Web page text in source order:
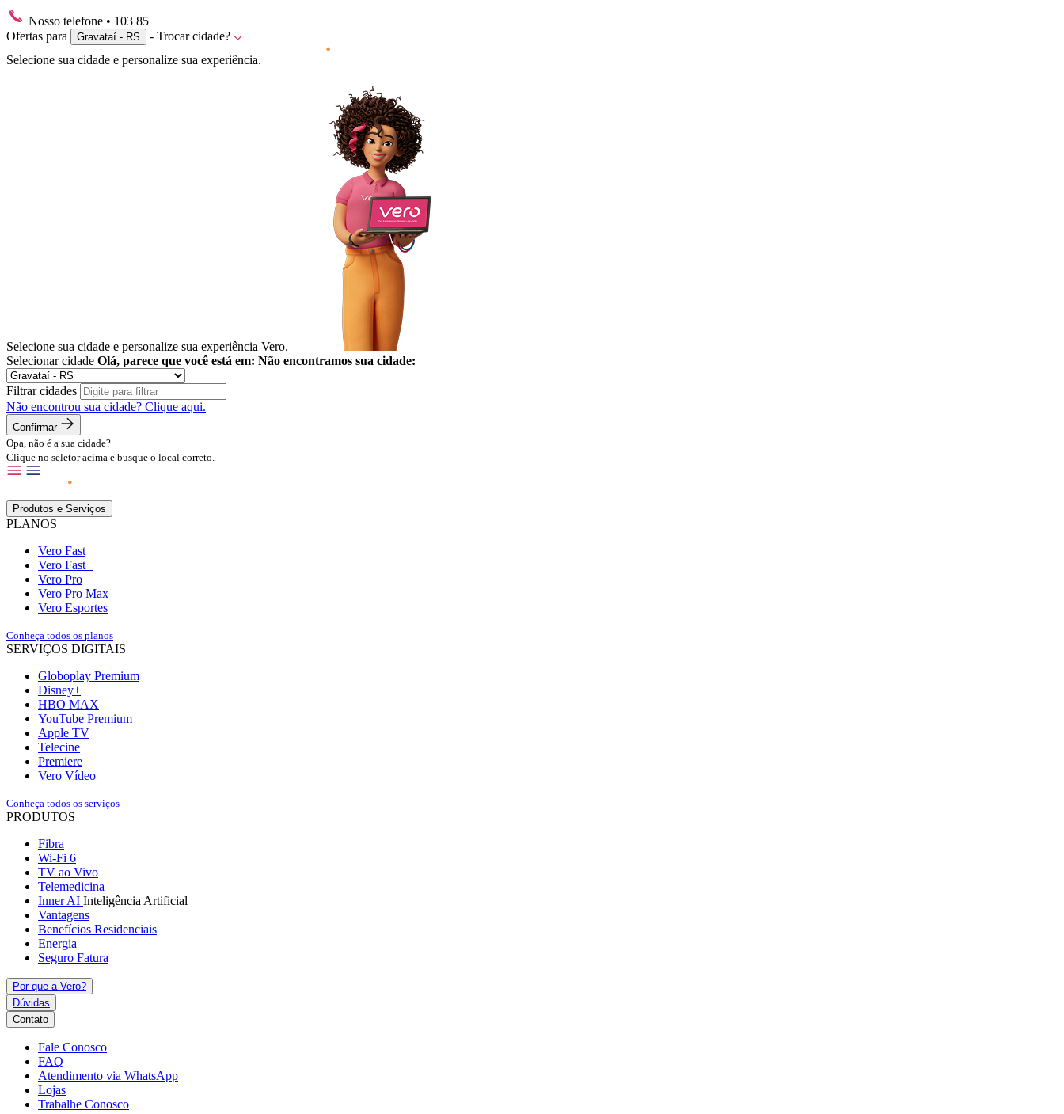
Nosso telefone • 103 85
Ofertas para
Gravataí - RS
- Trocar cidade?
Selecione sua cidade e personalize sua experiência.
Selecione sua cidade e personalize sua experiência Vero.
Selecionar cidade Olá, parece que você está em: Não encontramos sua cidade:
Filtrar cidades
Não encontrou sua cidade? Clique aqui.
Confirmar
Opa, não é a sua cidade?
Clique no seletor acima e busque o local correto.
Produtos e Serviços
PLANOS
Vero Fast
Vero Fast+
Vero Pro
Vero Pro Max
Vero Esportes
Conheça todos os planos
SERVIÇOS DIGITAIS
Globoplay Premium
Disney+
HBO MAX
YouTube Premium
Apple TV
Telecine
Premiere
Vero Vídeo
Conheça todos os serviços
PRODUTOS
Fibra
Wi-Fi 6
TV ao Vivo
Telemedicina
Inner AI Inteligência Artificial
Vantagens
Benefícios Residenciais
Energia
Seguro Fatura
Por que a Vero?
Dúvidas
Contato
Fale Conosco
FAQ
Atendimento via WhatsApp
Lojas
Trabalhe Conosco